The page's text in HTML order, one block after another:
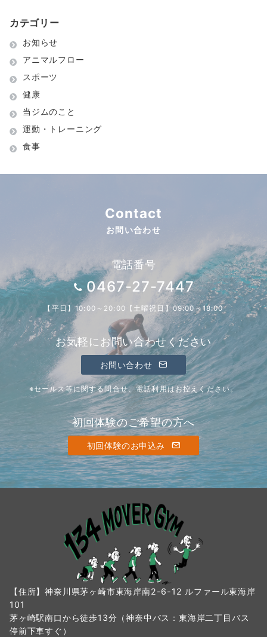
カテゴリー
お知らせ
アニマルフロー
スポーツ
健康
当ジムのこと
運動・トレーニング
食事
Contact
お問い合わせ
電話番号
0467-27-7447
【平日】10:00～20:00【土曜祝日】09:00～18:00
お気軽にお問い合わせください
お問い合わせ
※セールス等に関する問合せ、電話利用はお控えください。
初回体験のご希望の方へ
初回体験のお申込み
【住所】神奈川県茅ヶ崎市東海岸南2-6-12 ルファール東海岸
101
茅ヶ崎駅南口から徒歩13分（神奈中バス：東海岸二丁目バス
停前下車すぐ）